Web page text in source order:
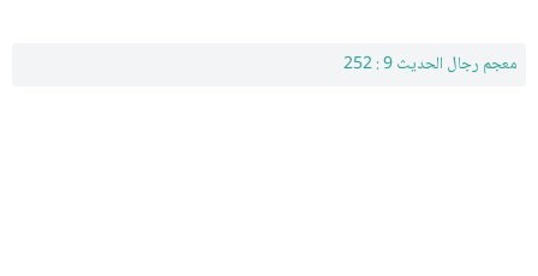
معجم رجال الحديث 9 : 252